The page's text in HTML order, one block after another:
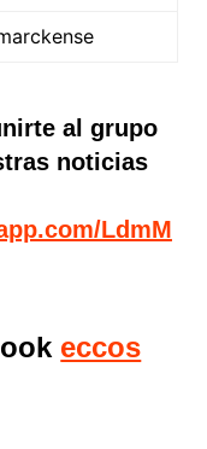
al grupo
noticias
LdmM
eccos